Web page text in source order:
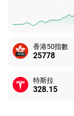
香港50指數
25778
特斯拉
328.15